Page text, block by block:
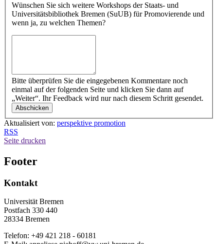
Wünschen Sie sich weitere Workshops der Staats- und
Universitätsbibliothek Bremen (SuUB) für Promovierende und
wenn ja, zu welchen Themen?
Bitte überprüfen Sie die eingegebenen Kommentare noch
einmal auf der folgenden Seite und klicken Sie dann auf
„Weiter“. Ihr Feedback wird nur nach diesem Schritt gesendet.
Aktualisiert von: perspektive promotion
RSS
Seite drucken
Footer
Kontakt
Universität Bremen
Postfach 330 440
28334 Bremen
Telefon: +49 421 218 - 60181